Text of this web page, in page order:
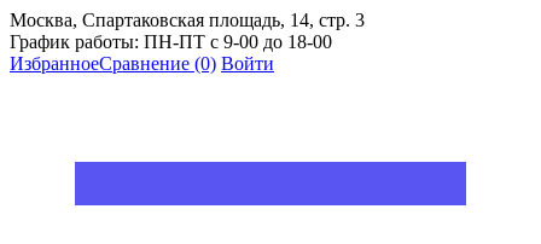
Москва, Спартаковская площадь, 14, стр. 3
График работы: ПН-ПТ с 9-00 до 18-00
ИзбранноеСравнение (0) Войти